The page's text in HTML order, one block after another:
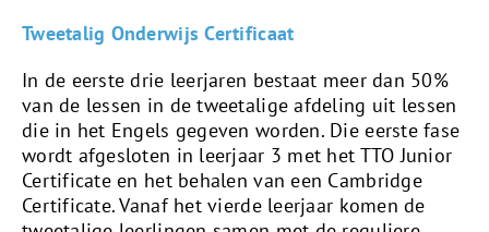
Tweetalig Onderwijs Certificaat
In de eerste drie leerjaren bestaat meer dan 50%
van de lessen in de tweetalige afdeling uit lessen
die in het Engels gegeven worden. Die eerste fase
wordt afgesloten in leerjaar 3 met het TTO Junior
Certificate en het behalen van een Cambridge
Certificate. Vanaf het vierde leerjaar komen de